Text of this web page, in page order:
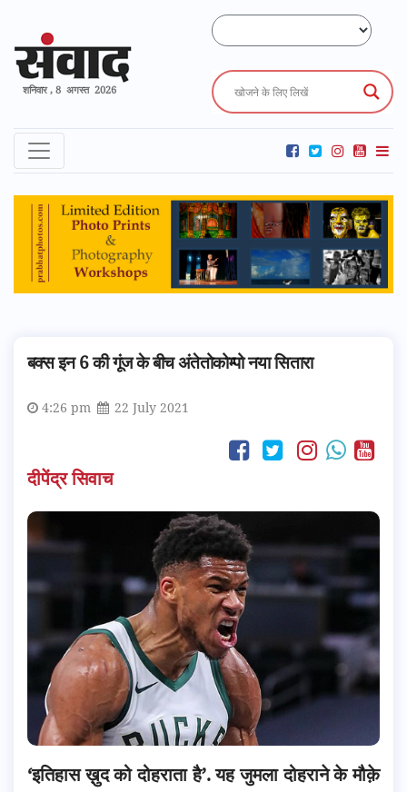
शनिवार , 8 अगस्त 2026
बक्स इन 6 की गूंज के बीच अंतेतोकोम्पो नया सितारा
4:26 pm 22 July 2021
दीपेंद्र सिवाच
‘इतिहास ख़ुद को दोहराता है’. यह जुमला दोहराने के मौक़े